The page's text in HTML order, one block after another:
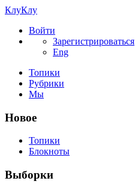
КлуКлу
Войти
Зарегистрироваться
Eng
Топики
Рубрики
Мы
Новое
Топики
Блокноты
Выборки